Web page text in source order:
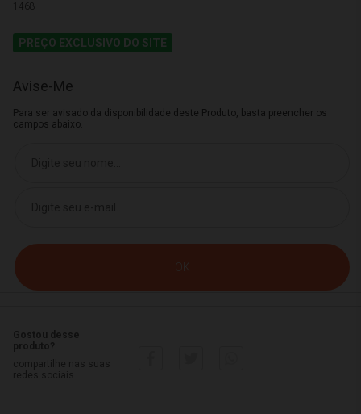
1468
PREÇO EXCLUSIVO DO SITE
Avise-Me
Para ser avisado da disponibilidade deste Produto, basta preencher os
campos abaixo.